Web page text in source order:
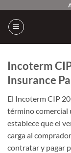
contenido
Incoterm
Insurance
El Incoterm CIP
término comercial
establece que el
carga al
contratar y pagar